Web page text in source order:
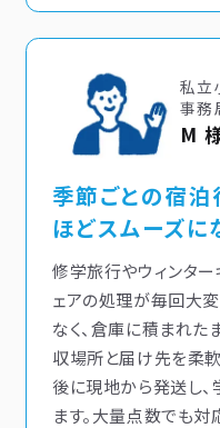
私立
事務
M
季節ごとの宿泊
ほどスムーズに
修学旅行やウィンター
ェアの処理が毎回大
なく、倉庫に積まれた
収場所と届け先を柔
後に現地から発送し、
ます。大量点数でも対